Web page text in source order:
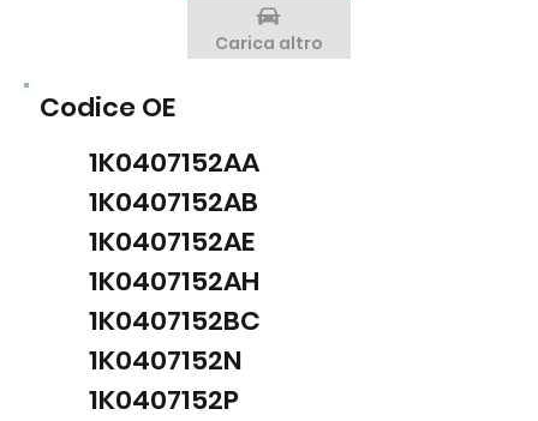
Codice OE
1K0407152AA
1K0407152AB
1K0407152AE
1K0407152AH
1K0407152BC
1K0407152N
1K0407152P
Carica altro